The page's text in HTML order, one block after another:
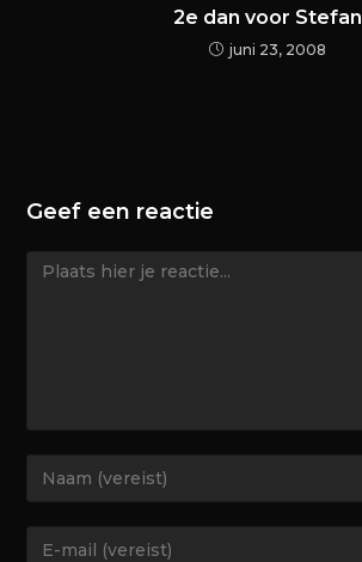
2e dan voor Stefan
juni 23, 2008
Geef een reactie